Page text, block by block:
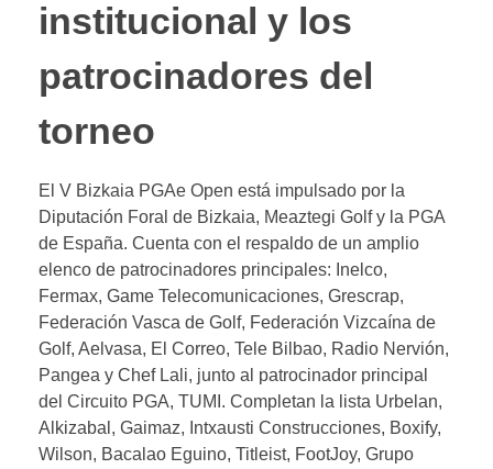
institucional y los
patrocinadores del
torneo
El V Bizkaia PGAe Open está impulsado por la
Diputación Foral de Bizkaia, Meaztegi Golf y la PGA
de España. Cuenta con el respaldo de un amplio
elenco de patrocinadores principales: Inelco,
Fermax, Game Telecomunicaciones, Grescrap,
Federación Vasca de Golf, Federación Vizcaína de
Golf, Aelvasa, El Correo, Tele Bilbao, Radio Nervión,
Pangea y Chef Lali, junto al patrocinador principal
del Circuito PGA, TUMI. Completan la lista Urbelan,
Alkizabal, Gaimaz, Intxausti Construcciones, Boxify,
Wilson, Bacalao Eguino, Titleist, FootJoy, Grupo